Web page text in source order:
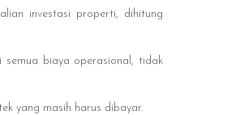
investasi properti, dihitung
biaya operasional, tidak
yang masih harus dibayar.